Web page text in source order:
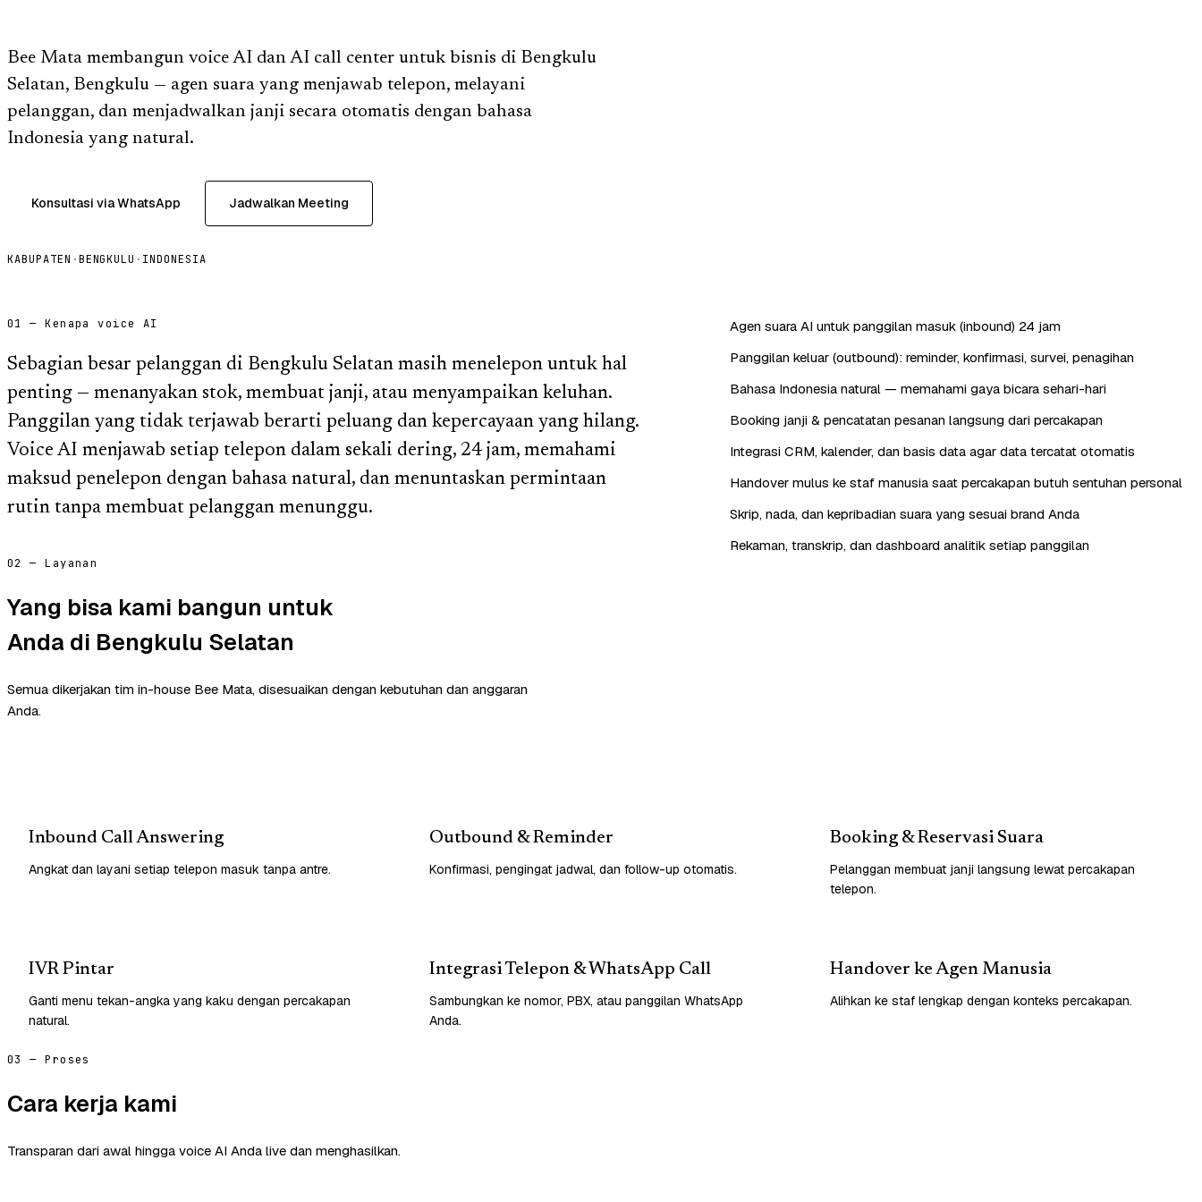
Bee Mata membangun voice AI dan AI call center untuk bisnis di Bengkulu
Selatan, Bengkulu — agen suara yang menjawab telepon, melayani
pelanggan, dan menjadwalkan janji secara otomatis dengan bahasa
Indonesia yang natural.
Konsultasi via WhatsApp Jadwalkan Meeting
KABUPATEN ·BENGKULU · INDONESIA
01 — Kenapa voice AI
Sebagian besar pelanggan di Bengkulu Selatan masih menelepon untuk hal
penting — menanyakan stok, membuat janji, atau menyampaikan keluhan.
Panggilan yang tidak terjawab berarti peluang dan kepercayaan yang hilang.
Voice AI menjawab setiap telepon dalam sekali dering, 24 jam, memahami
maksud penelepon dengan bahasa natural, dan menuntaskan permintaan
rutin tanpa membuat pelanggan menunggu.
Agen suara AI untuk panggilan masuk (inbound) 24 jam
Panggilan keluar (outbound): reminder, konfirmasi, survei, penagihan
Bahasa Indonesia natural — memahami gaya bicara sehari-hari
Booking janji & pencatatan pesanan langsung dari percakapan
Integrasi CRM, kalender, dan basis data agar data tercatat otomatis
Handover mulus ke staf manusia saat percakapan butuh sentuhan personal
Skrip, nada, dan kepribadian suara yang sesuai brand Anda
Rekaman, transkrip, dan dashboard analitik setiap panggilan
02 — Layanan
Yang bisa kami bangun untuk
Anda di Bengkulu Selatan
Semua dikerjakan tim in-house Bee Mata, disesuaikan dengan kebutuhan dan anggaran
Anda.
Inbound Call Answering
Angkat dan layani setiap telepon masuk tanpa antre.
Outbound & Reminder
Konfirmasi, pengingat jadwal, dan follow-up otomatis.
Booking & Reservasi Suara
Pelanggan membuat janji langsung lewat percakapan
telepon.
IVR Pintar
Ganti menu tekan-angka yang kaku dengan percakapan
natural.
Integrasi Telepon & WhatsApp Call
Sambungkan ke nomor, PBX, atau panggilan WhatsApp
Anda.
Handover ke Agen Manusia
Alihkan ke staf lengkap dengan konteks percakapan.
03 — Proses
Cara kerja kami
Transparan dari awal hingga voice AI Anda live dan menghasilkan.